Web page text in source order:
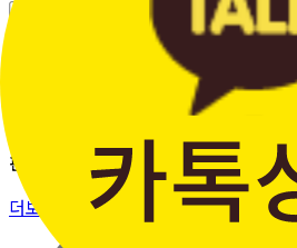
간단한 가입 프로세스 & 편리한
판매 시스템
더보기 >